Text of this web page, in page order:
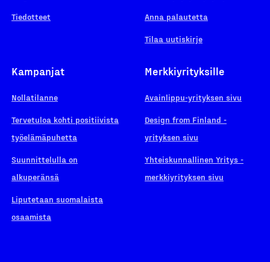
Tiedotteet Anna palautetta
Tilaa uutiskirje
Kampanjat
Nollatilanne
Tervetuloa kohti positiivista
työelämäpuhetta
Suunnittelulla on
alkuperänsä
Liputetaan suomalaista
osaamista
Merkkiyrityksille
Avainlippu-yrityksen sivu
Design from Finland -
yrityksen sivu
Yhteiskunnallinen Yritys -
merkkiyrityksen sivu